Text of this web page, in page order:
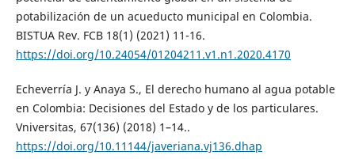
potabilización de un acueducto municipal en Colombia.
BISTUA Rev. FCB 18(1) (2021) 11-16.
https://doi.org/10.24054/01204211.v1.n1.2020.4170
Echeverría J. y Anaya S., El derecho humano al agua potable
en Colombia: Decisiones del Estado y de los particulares.
Vniversitas, 67(136) (2018) 1–14..
https://doi.org/10.11144/javeriana.vj136.dhap